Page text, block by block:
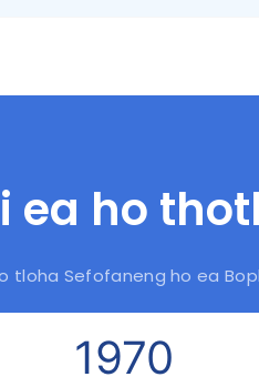
ea ho
tloha Sefofaneng ho ea
1970